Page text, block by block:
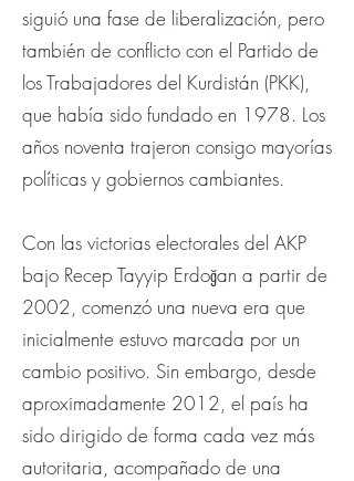
siguió una fase de liberalización, pero
también de conflicto con el Partido de
los Trabajadores del Kurdistán (PKK),
que había sido fundado en 1978. Los
años noventa trajeron consigo mayorías
políticas y gobiernos cambiantes.
Con las victorias electorales del AKP
bajo Recep Tayyip Erdoğan a partir de
2002, comenzó una nueva era que
inicialmente estuvo marcada por un
cambio positivo. Sin embargo, desde
aproximadamente 2012, el país ha
sido dirigido de forma cada vez más
autoritaria, acompañado de una